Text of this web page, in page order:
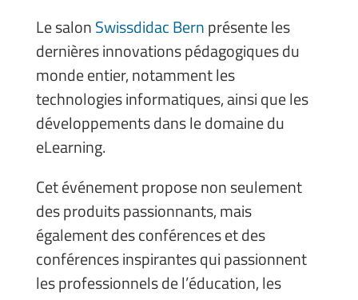
Le salonSwissdidac Bernprésente les
dernières innovations pédagogiques du
monde entier, notamment les
technologies informatiques, ainsi que les
développements dans le domaine du
eLearning.
Cet événement propose non seulement
des produits passionnants, mais
également des conférences et des
conférences inspirantes qui passionnent
les professionnels de l’éducation, les